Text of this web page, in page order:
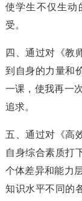
使学生不仅生动
受。
四、通过对《教
到自身的力量和
一课，使我再一
追求。
五、通过对《高
自身综合素质打
个体差异和能力
知识水平不同的